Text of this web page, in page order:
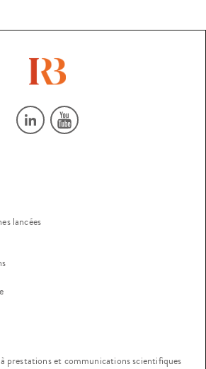
lancées
prestations et communications scientifiques